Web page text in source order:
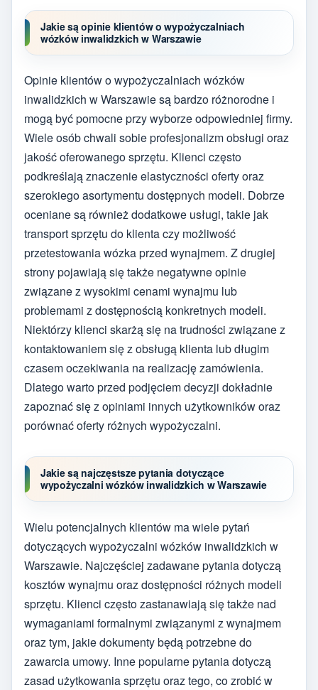
Jakie są opinie klientów o wypożyczalniach
wózków inwalidzkich w Warszawie
Opinie klientów o wypożyczalniach wózków
inwalidzkich w Warszawie są bardzo różnorodne i
mogą być pomocne przy wyborze odpowiedniej firmy.
Wiele osób chwali sobie profesjonalizm obsługi oraz
jakość oferowanego sprzętu. Klienci często
podkreślają znaczenie elastyczności oferty oraz
szerokiego asortymentu dostępnych modeli. Dobrze
oceniane są również dodatkowe usługi, takie jak
transport sprzętu do klienta czy możliwość
przetestowania wózka przed wynajmem. Z drugiej
strony pojawiają się także negatywne opinie
związane z wysokimi cenami wynajmu lub
problemami z dostępnością konkretnych modeli.
Niektórzy klienci skarżą się na trudności związane z
kontaktowaniem się z obsługą klienta lub długim
czasem oczekiwania na realizację zamówienia.
Dlatego warto przed podjęciem decyzji dokładnie
zapoznać się z opiniami innych użytkowników oraz
porównać oferty różnych wypożyczalni.
Jakie są najczęstsze pytania dotyczące
wypożyczalni wózków inwalidzkich w Warszawie
Wielu potencjalnych klientów ma wiele pytań
dotyczących wypożyczalni wózków inwalidzkich w
Warszawie. Najczęściej zadawane pytania dotyczą
kosztów wynajmu oraz dostępności różnych modeli
sprzętu. Klienci często zastanawiają się także nad
wymaganiami formalnymi związanymi z wynajmem
oraz tym, jakie dokumenty będą potrzebne do
zawarcia umowy. Inne popularne pytania dotyczą
zasad użytkowania sprzętu oraz tego, co zrobić w